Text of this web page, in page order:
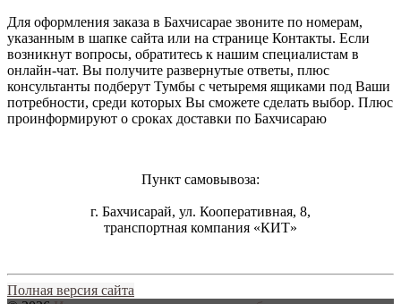
Для оформления заказа в Бахчисарае звоните по номерам,
указанным в шапке сайта или на странице Контакты. Если
возникнут вопросы, обратитесь к нашим специалистам в
онлайн-чат. Вы получите развернутые ответы, плюс
консультанты подберут Тумбы с четыремя ящиками под Ваши
потребности, среди которых Вы сможете сделать выбор. Плюс
проинформируют о сроках доставки по Бахчисараю
Пункт самовывоза:
г. Бахчисарай, ул. Кооперативная, 8,
транспортная компания «КИТ»
Полная версия сайта